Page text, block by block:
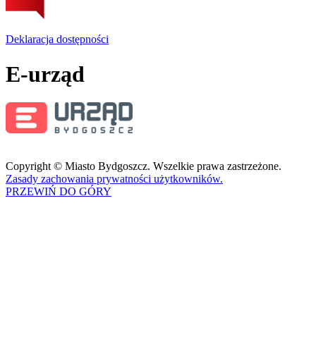
Deklaracja dostępności
E-urząd
Copyright © Miasto Bydgoszcz. Wszelkie prawa zastrzeżone.
Zasady zachowania prywatności użytkowników.
PRZEWIŃ DO GÓRY